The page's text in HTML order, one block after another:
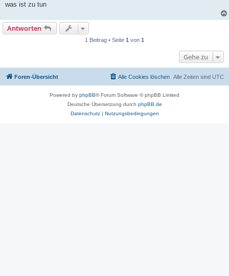
was ist zu tun
Antworten
1 Beitrag • Seite 1 von 1
Gehe zu
Foren-Übersicht Alle Zeiten sind UTC
Alle Cookies löschen
Powered by phpBB® Forum Software © phpBB Limited
Deutsche Übersetzung durch phpBB.de
Datenschutz| Nutzungsbedingungen